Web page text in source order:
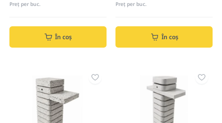
Preț per buc.
În coș
Preț per buc.
În coș